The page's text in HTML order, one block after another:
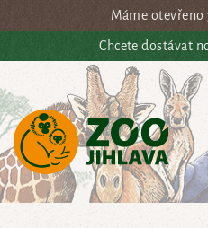
Přejít na hlavní obsahMáme otevřeno
Chcete dostávat